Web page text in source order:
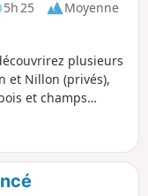
5h 25
Moyenne
plusieurs
et Nillon (privés),
et champs